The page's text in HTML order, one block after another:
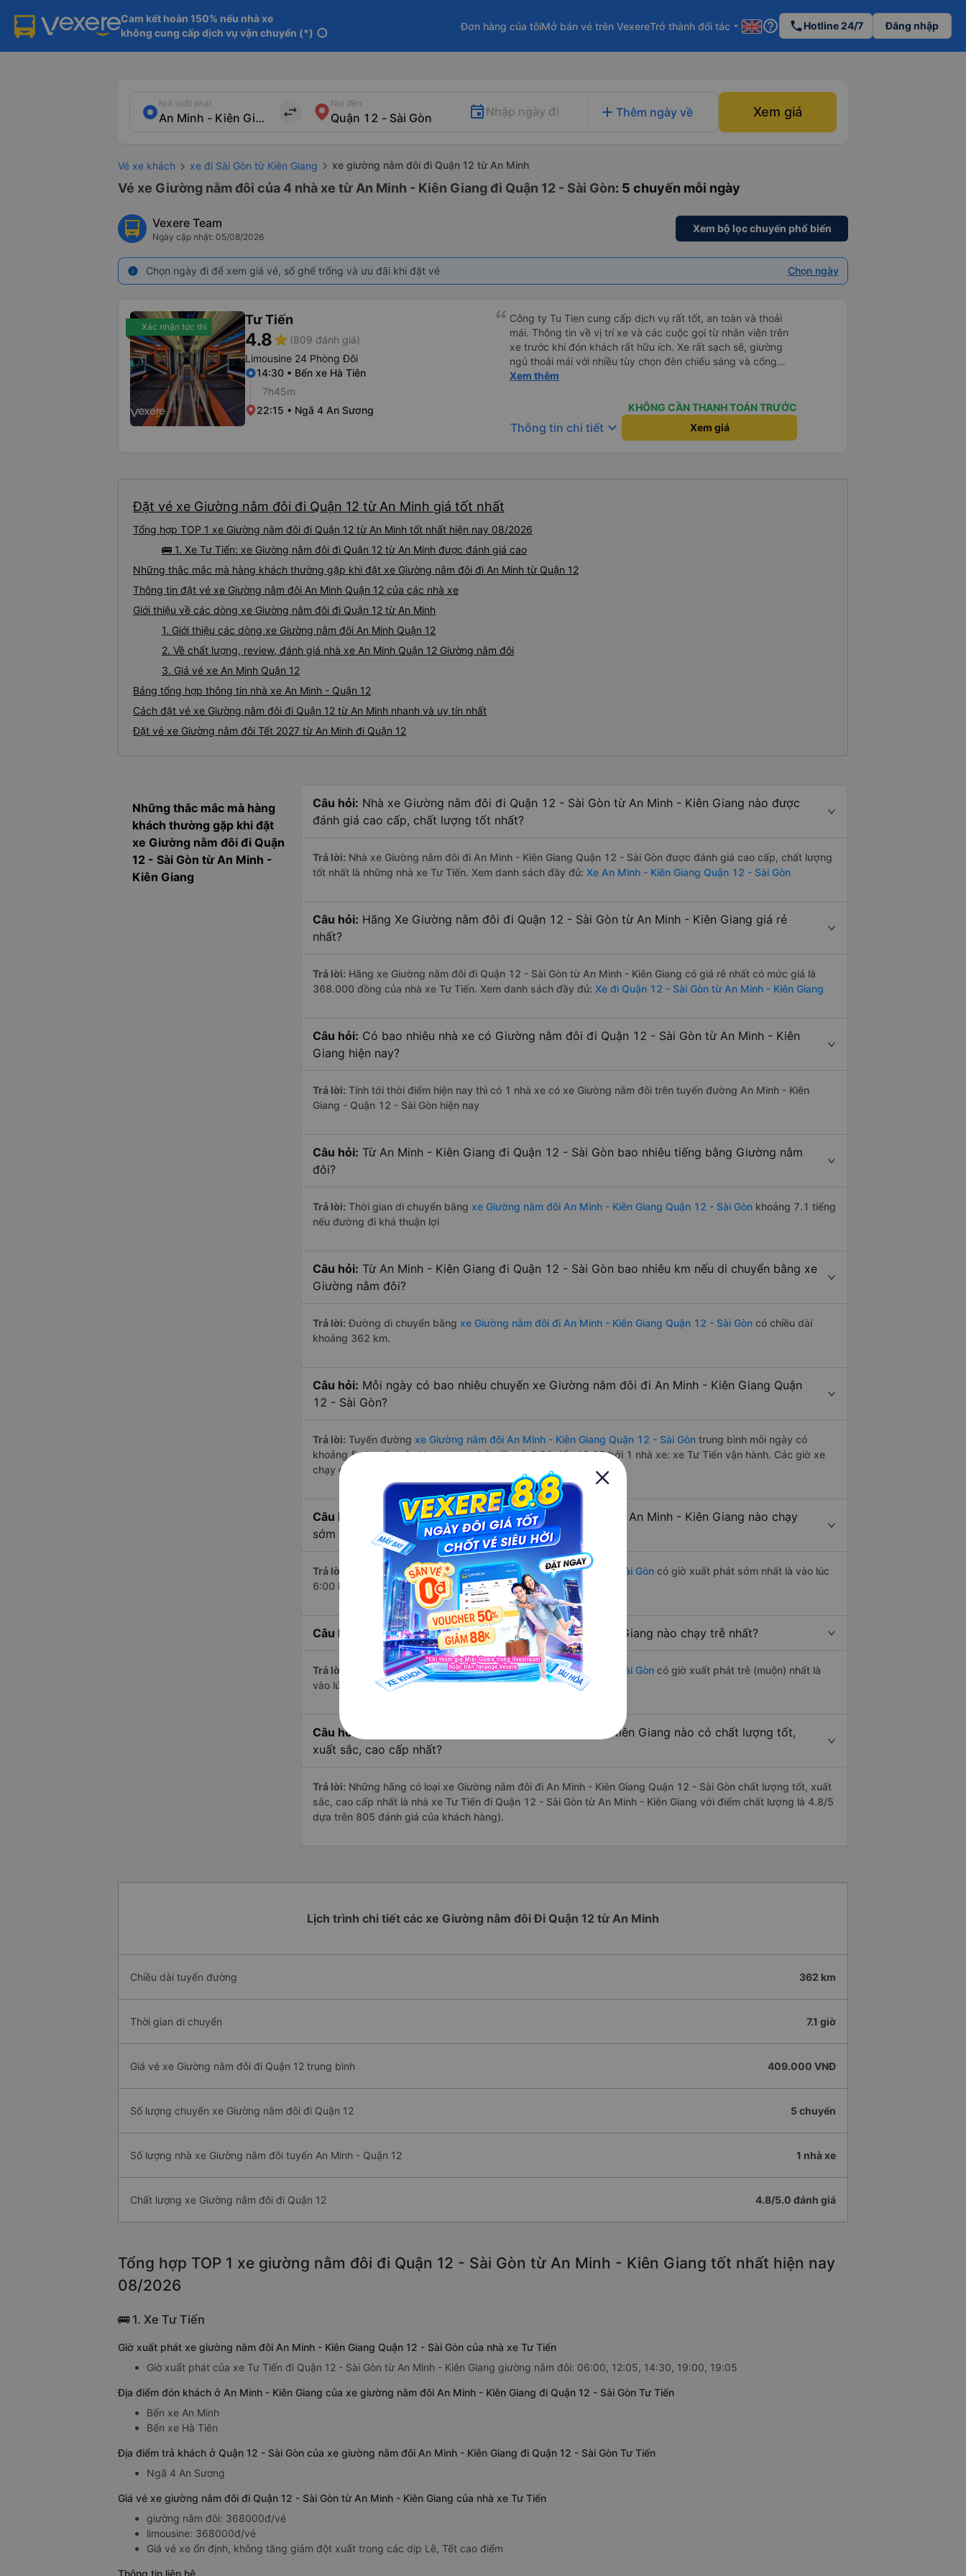
Cam kết hoàn 150% nếu nhà xe
không cung cấp dịch vụ vận chuyển (*) info
Đơn hàng của tôiMở bán vé trên VexereTrở thành đối tác arrow_drop_down help_outline phoneHotline 24/7 Đăng nhập
Nơi xuất phát
import_export
Nơi đến
Nhập ngày đi add Thêm ngày về Xem giá
Vé xe khách xe đi Sài Gòn từ Kiên Giang xe giường nằm đôi đi Quận 12 từ An Minh
Vé xe Giường nằm đôi của 4 nhà xe từ An Minh - Kiên Giang đi Quận 12 - Sài Gòn: 5 chuyến mỗi ngày
Vexere Team
Ngày cập nhật: 05/08/2026
Xem bộ lọc chuyến phổ biến
info Chọn ngày đi để xem giá vé, số ghế trống và ưu đãi khi đặt vé Chọn ngày
Xác nhận tức thì Tư Tiến
4.8star (809 đánh giá)
Limousine 24 Phòng Đôi
14:30 • Bến xe Hà Tiên
7h45m
22:15 • Ngã 4 An Sương
Công ty Tu Tien cung cấp dịch vụ rất tốt, an toàn và thoải
mái. Thông tin về vị trí xe và các cuộc gọi từ nhân viên trên
xe trước khi đón khách rất hữu ích. Xe rất sạch sẽ, giường
ngủ thoải mái với nhiều tùy chọn đèn chiếu sáng và cổng
USB được đặt ở vị trí thuận tiện. Nhân viên rất lịch sự và xe
Xem thêm
KHÔNG CẦN THANH TOÁN TRƯỚC
Thông tin chi tiết keyboard_arrow_down Xem giá
Đặt vé xe Giường nằm đôi đi Quận 12 từ An Minh giá tốt nhất
Tổng hợp TOP 1 xe Giường nằm đôi đi Quận 12 từ An Minh tốt nhất hiện nay 08/2026
🚌 1. Xe Tư Tiến: xe Giường nằm đôi đi Quận 12 từ An Minh được đánh giá cao
Những thắc mắc mà hàng khách thường gặp khi đặt xe Giường nằm đôi đi An Minh từ Quận 12
Thông tin đặt vé xe Giường nằm đôi An Minh Quận 12 của các nhà xe
Giới thiệu về các dòng xe Giường nằm đôi đi Quận 12 từ An Minh
1. Giới thiệu các dòng xe Giường nằm đôi An Minh Quận 12
2. Về chất lượng, review, đánh giá nhà xe An Minh Quận 12 Giường nằm đôi
3. Giá vé xe An Minh Quận 12
Bảng tổng hợp thông tin nhà xe An Minh - Quận 12
Cách đặt vé xe Giường nằm đôi đi Quận 12 từ An Minh nhanh và uy tín nhất
Đặt vé xe Giường nằm đôi Tết 2027 từ An Minh đi Quận 12
Những thắc mắc mà hàng
khách thường gặp khi đặt
xe Giường nằm đôi đi Quận
12 - Sài Gòn từ An Minh -
Kiên Giang
Câu hỏi: Nhà xe Giường nằm đôi đi Quận 12 - Sài Gòn từ An Minh - Kiên Giang nào được
đánh giá cao cấp, chất lượng tốt nhất?
Trả lời: Nhà xe Giường nằm đôi đi An Minh - Kiên Giang Quận 12 - Sài Gòn được đánh giá cao cấp, chất lượng
tốt nhất là những nhà xe Tư Tiến. Xem danh sách đầy đủ: Xe An Minh - Kiên Giang Quận 12 - Sài Gòn
Câu hỏi: Hãng Xe Giường nằm đôi đi Quận 12 - Sài Gòn từ An Minh - Kiên Giang giá rẻ
nhất?
Trả lời: Hãng xe Giường nằm đôi đi Quận 12 - Sài Gòn từ An Minh - Kiên Giang có giá rẻ nhất có mức giá là
368.000 đồng của nhà xe Tư Tiến. Xem danh sách đầy đủ: Xe đi Quận 12 - Sài Gòn từ An Minh - Kiên Giang
Câu hỏi: Có bao nhiêu nhà xe có Giường nằm đôi đi Quận 12 - Sài Gòn từ An Minh - Kiên
Giang hiện nay?
Trả lời: Tính tới thời điểm hiện nay thì có 1 nhà xe có xe Giường nằm đôi trên tuyến đường An Minh - Kiên
Giang - Quận 12 - Sài Gòn hiện nay
Câu hỏi: Từ An Minh - Kiên Giang đi Quận 12 - Sài Gòn bao nhiêu tiếng bằng Giường nằm
đôi?
Trả lời: Thời gian di chuyển bằng xe Giường nằm đôi An Minh - Kiên Giang Quận 12 - Sài Gòn khoảng 7.1 tiếng
nếu đường đi khá thuận lợi
Câu hỏi: Từ An Minh - Kiên Giang đi Quận 12 - Sài Gòn bao nhiêu km nếu di chuyển bằng xe
Giường nằm đôi?
Trả lời: Đường di chuyển bằng xe Giường nằm đôi đi An Minh - Kiên Giang Quận 12 - Sài Gòn có chiều dài
khoảng 362 km.
Câu hỏi: Mỗi ngày có bao nhiêu chuyến xe Giường nằm đôi đi An Minh - Kiên Giang Quận
12 - Sài Gòn?
Trả lời: Tuyến đường xe Giường nằm đôi An Minh - Kiên Giang Quận 12 - Sài Gòn trung bình mỗi ngày có
khoảng 5 chuyến trênVexere.combắt đầu từ 6:00 đến 19:05 bởi 1 nhà xe: xe Tư Tiến vận hành. Các giờ xe
chạy có đầy đủ cả ban ngày, buổi trưa, buổi chiều, ban đêm
Câu hỏi:
Nhà xe Giường nằm đôi đi Quận 12 - Sài Gòn từ An Minh - Kiên Giang nào chạy
sớm nhất?
Trả lời: ChuyếnGiường nằm đôi An Minh - Kiên Giang Quận 12 - Sài Gòn có giờ xuất phát sớm nhất là vào lúc
6:00 là của nhà xe Tư Tiến.
Câu hỏi: Nhà xe đi Quận 12 - Sài Gòn từ An Minh - Kiên Giang nào chạy trễ nhất?
Trả lời: ChuyếnGiường nằm đôi An Minh - Kiên Giang Quận 12 - Sài Gòn có giờ xuất phát trễ (muộn) nhất là
vào lúc 19:05 là của nhà xe Tư Tiến.
Câu hỏi:
Review xe đi Quận 12 - Sài Gòn từ An Minh - Kiên Giang nào có chất lượng tốt,
xuất sắc, cao cấp nhất?
Trả lời: Những hãng có loại xe Giường nằm đôi đi An Minh - Kiên Giang Quận 12 - Sài Gòn chất lượng tốt, xuất
sắc, cao cấp nhất là nhà xe Tư Tiến đi Quận 12 - Sài Gòn từ An Minh - Kiên Giang với điểm chất lượng là 4.8/5
dựa trên 805 đánh giá của khách hàng).
Lịch trình chi tiết các xe Giường nằm đôi Đi Quận 12 từ An Minh
Chiều dài tuyến đường 362 km
Thời gian di chuyển 7.1 giờ
Giá vé xe Giường nằm đôi đi Quận 12 trung bình 409.000 VNĐ
Số lượng chuyến xe Giường nằm đôi đi Quận 12 5 chuyến
Số lượng nhà xe Giường nằm đôi tuyến An Minh - Quận 12 1 nhà xe
Chất lượng xe Giường nằm đôi đi Quận 12 4.8/5.0 đánh giá
Tổng hợp TOP 1 xe giường nằm đôi đi Quận 12 - Sài Gòn từ An Minh - Kiên Giang tốt nhất hiện nay
08/2026
🚌 1. Xe Tư Tiến
Giờ xuất phát xe giường nằm đôi An Minh - Kiên Giang Quận 12 - Sài Gòn của nhà xe Tư Tiến
Giờ xuất phát của xe Tư Tiến đi Quận 12 - Sài Gòn từ An Minh - Kiên Giang giường nằm đôi: 06:00, 12:05, 14:30, 19:00, 19:05
Địa điểm đón khách ở An Minh - Kiên Giang của xe giường nằm đôi An Minh - Kiên Giang đi Quận 12 - Sài Gòn Tư Tiến
Bến xe An Minh
Bến xe Hà Tiên
Địa điểm trả khách ở Quận 12 - Sài Gòn của xe giường nằm đôi An Minh - Kiên Giang đi Quận 12 - Sài Gòn Tư Tiến
Ngã 4 An Sương
Giá vé xe giường nằm đôi đi Quận 12 - Sài Gòn từ An Minh - Kiên Giang của nhà xe Tư Tiến
giường nằm đôi: 368000đ/vé
limousine: 368000đ/vé
Giá vé xe ổn định, không tăng giảm đột xuất trong các dịp Lễ, Tết cao điểm